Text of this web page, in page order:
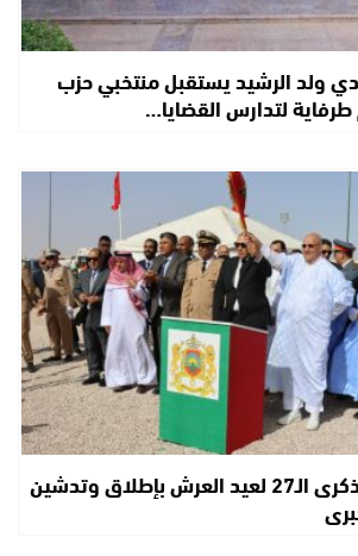
ولد الرشيد يستقبل منتخبي حزب
طرفاية لتدارس القضايا…
العيون تحتفي بالذكرى الـ27 لعيد العرش بإطلاق وتدشين